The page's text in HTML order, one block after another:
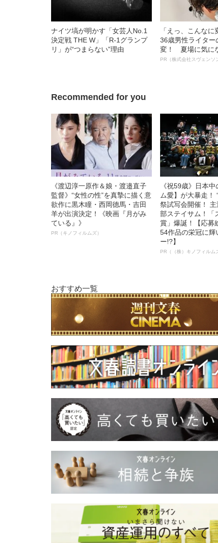
ナイツ塙が明かす「女芸人No.1
決定戦 THE W」「R-1グランプ
リ」が“つまらない”理由
「えっ、こんな
36歳男性ライター
変！ 夏場に気に
オイ”や“ベタつき
PR（株式会社スヴェンソ
Recommended for you
《渡辺淳一原作＆娘・渡邉直子
監督》“女性の性”を真摯に描く意
欲作に黒木瞳・西岡德馬・吉田
羊が出演決定！《映画『月がみ
ている』》
PR（キノフィルムズ）
《祝59歳》日本
ム愛】が大暴走！
祭試写会開催！
部ステイサム！「
賞」爆誕！【応募
54作品の栄冠に輝
ー!?】
PR（（株）キノフィルム
おすすめ一覧